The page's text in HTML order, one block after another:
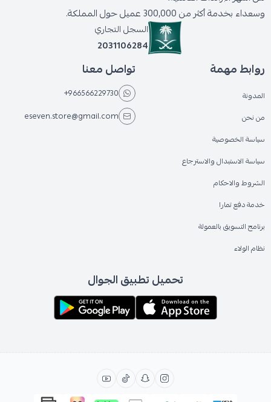
وسعداء بخدمة أكثر من 300,000 عميل حول المملكة.
السجل التجاري
2031106284
روابط مهمة
المدونة
من نحن
سياسة الخصوصية
سياسة الاستبدال والاسترجاع
الشروط والاحكام
خدمة دفع تمارا
برنامج التسويق بالعمولة
نظام الولاء
تواصل معنا
+966566229730
eseven.store@gmail.com
تحميل تطبيق الجوال